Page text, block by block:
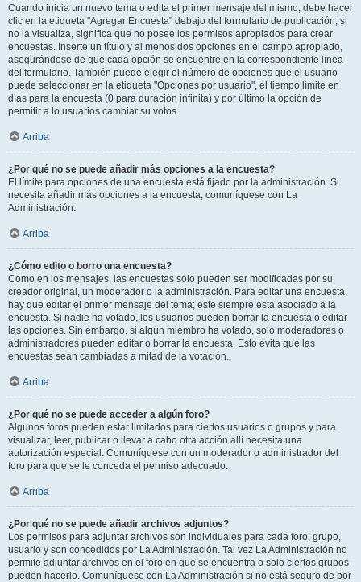
Cuando inicia un nuevo tema o edita el primer mensaje del mismo, debe hacer
clic en la etiqueta "Agregar Encuesta" debajo del formulario de publicación; si
no la visualiza, significa que no posee los permisos apropiados para crear
encuestas. Inserte un título y al menos dos opciones en el campo apropiado,
asegurándose de que cada opción se encuentre en la correspondiente línea
del formulario. También puede elegir el número de opciones que el usuario
puede seleccionar en la etiqueta "Opciones por usuario", el tiempo límite en
días para la encuesta (0 para duración infinita) y por último la opción de
permitir a lo usuarios cambiar su votos.
Arriba
¿Por qué no se puede añadir más opciones a la encuesta?
El límite para opciones de una encuesta está fijado por la administración. Si
necesita añadir más opciones a la encuesta, comuníquese con La
Administración.
Arriba
¿Cómo edito o borro una encuesta?
Como en los mensajes, las encuestas solo pueden ser modificadas por su
creador original, un moderador o la administración. Para editar una encuesta,
hay que editar el primer mensaje del tema; este siempre esta asociado a la
encuesta. Si nadie ha votado, los usuarios pueden borrar la encuesta o editar
las opciones. Sin embargo, si algún miembro ha votado, solo moderadores o
administradores pueden editar o borrar la encuesta. Esto evita que las
encuestas sean cambiadas a mitad de la votación.
Arriba
¿Por qué no se puede acceder a algún foro?
Algunos foros pueden estar limitados para ciertos usuarios o grupos y para
visualizar, leer, publicar o llevar a cabo otra acción allí necesita una
autorización especial. Comuníquese con un moderador o administrador del
foro para que se le conceda el permiso adecuado.
Arriba
¿Por qué no se puede añadir archivos adjuntos?
Los permisos para adjuntar archivos son individuales para cada foro, grupo,
usuario y son concedidos por La Administración. Tal vez La Administración no
permite adjuntar archivos en el foro en que se encuentra o solo ciertos grupos
pueden hacerlo. Comuníquese con La Administración si no está seguro de por